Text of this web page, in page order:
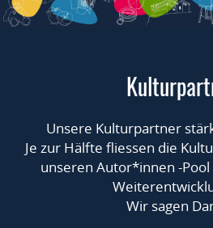
Unsere Kulturpartner
Je zur Hälfte fliessen die
unseren Autor*innen -
Wir sagen